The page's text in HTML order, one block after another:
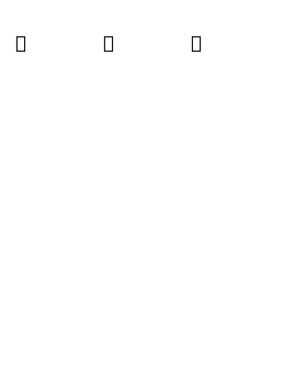
Výživa Údržba kola
Hledat PřihlášeníNákupní